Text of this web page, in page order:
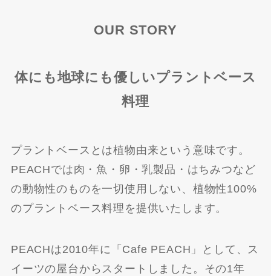
OUR STORY
体にも地球にも優しいプラントベース
料理
プラントベースとは植物由来という意味です。
PEACHでは肉・魚・卵・乳製品・はちみつなど
の動物性のものを一切使用しない、植物性100%
のプラントベース料理を提供いたします。
PEACHは2010年に「Cafe PEACH」として、ス
イーツの屋台からスタートしました。その1年